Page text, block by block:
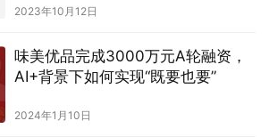
2023年10月12日
味美优品完成3000万元A轮融资，
AI+背景下如何实现“既要也要”
2024年1月10日